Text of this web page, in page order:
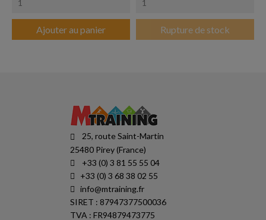
Ajouter au panier Rupture de stock
25, route Saint-Martin
25480 Pirey (France)
+33 (0) 3 81 55 55 04
+33 (0) 3 68 38 02 55
info@mtraining.fr
SIRET : 87947377500036
TVA : FR94879473775